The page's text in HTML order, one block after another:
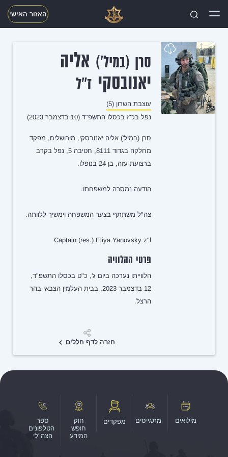
חפשו האזור האישי
סרן (במיל') אליה
יאנובסקי ז"ל
עוצבת השרון (5)
נפל בכ"ז בכסלו התשפ"ד (10 בדצמבר 2023)
סרן (במיל') אליה יאנובסקי, מירושלים, מפקד
מחלקה בגדוד 8111, חטיבה 5, נפל בקרב
ברצועת עזה, בן 24 בנופלו.
הודעה נמסרה למשפחתו.
צה"ל משתתף בצער המשפחה וימשיך ללוותה.
Captain (res.) Eliya Yanovsky z"l
פרטי ההלוויה
הלווייתו נערכה ביום ג', כ"ט בכסלו התשפ"ד,
12 בדצמבר 2023, בבית העלמין הצבאי בהר
הרצל.
חזרה לדף חללים
מילואים מתגייסים מפקדים
חוק
חופש
המידע
ספר
הטלפונים
הצה"לי